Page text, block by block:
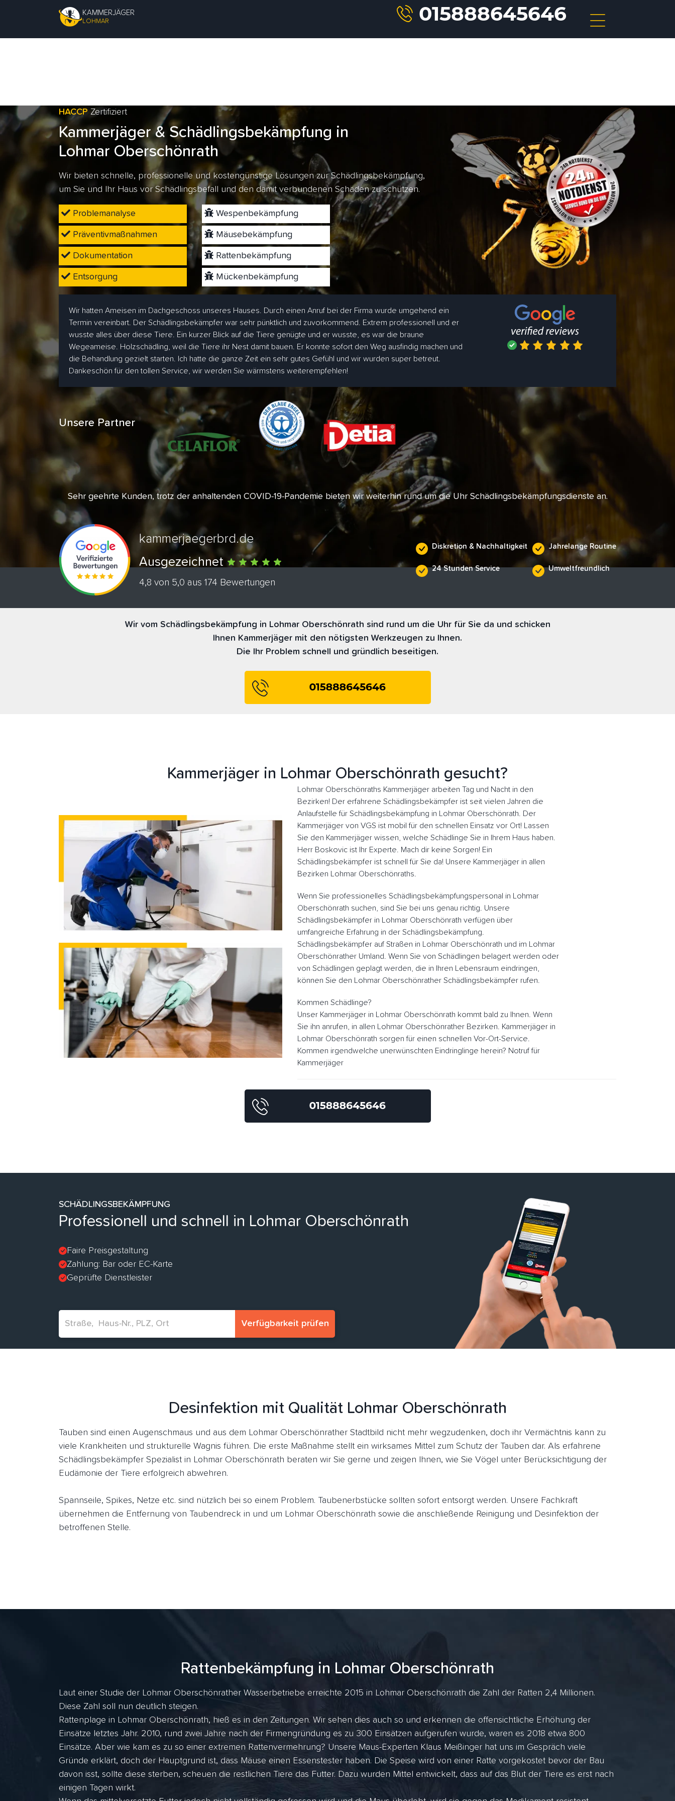
KAMMERJÄGER
LOHMAR
HACCP Zertifiziert
Kammerjäger & Schädlingsbekämpfung in
Lohmar Oberschönrath
Wir bieten schnelle, professionelle und kostengünstige Lösungen zur Schädlingsbekämpfung,
um Sie und Ihr Haus vor Schädlingsbefall und den damit verbundenen Schäden zu schützen.
Problemanalyse
Präventivmaßnahmen
Dokumentation
Entsorgung
Wespenbekämpfung
Mäusebekämpfung
Rattenbekämpfung
Mückenbekämpfung
Wir hatten Ameisen im Dachgeschoss unseres Hauses. Durch einen Anruf bei der Firma wurde umgehend ein
Termin vereinbart. Der Schädlingsbekämpfer war sehr pünktlich und zuvorkommend. Extrem professionell und er
wusste alles über diese Tiere. Ein kurzer Blick auf die Tiere genügte und er wusste, es war die braune
Wegeameise. Holzschädling, weil die Tiere ihr Nest damit bauen. Er konnte sofort den Weg ausfindig machen und
die Behandlung gezielt starten. Ich hatte die ganze Zeit ein sehr gutes Gefühl und wir wurden super betreut.
Dankeschön für den tollen Service, wir werden Sie wärmstens weiterempfehlen!
Unsere Partner
Sehr geehrte Kunden, trotz der anhaltenden COVID-19-Pandemie bieten wir weiterhin rund um die Uhr Schädlingsbekämpfungsdienste an.
kammerjaegerbrd.de
Ausgezeichnet
4,8 von 5,0 aus 174 Bewertungen
Diskretion & Nachhaltigkeit
24 Stunden Service
Jahrelange Routine
Umweltfreundlich
Wir vom Schädlingsbekämpfung in Lohmar Oberschönrath sind rund um die Uhr für Sie da und schicken
Ihnen Kammerjäger mit den nötigsten Werkzeugen zu Ihnen.
Die Ihr Problem schnell und gründlich beseitigen.
Kammerjäger in Lohmar Oberschönrath gesucht?
Lohmar Oberschönraths Kammerjäger arbeiten Tag und Nacht in den
Bezirken! Der erfahrene Schädlingsbekämpfer ist seit vielen Jahren die
Anlaufstelle für Schädlingsbekämpfung in Lohmar Oberschönrath. Der
Kammerjäger von VGS ist mobil für den schnellen Einsatz vor Ort! Lassen
Sie den Kammerjäger wissen, welche Schädlinge Sie in Ihrem Haus haben.
Herr Boskovic ist Ihr Experte. Mach dir keine Sorgen! Ein
Schädlingsbekämpfer ist schnell für Sie da! Unsere Kammerjäger in allen
Bezirken Lohmar Oberschönraths.
Wenn Sie professionelles Schädlingsbekämpfungspersonal in Lohmar
Oberschönrath suchen, sind Sie bei uns genau richtig. Unsere
Schädlingsbekämpfer in Lohmar Oberschönrath verfügen über
umfangreiche Erfahrung in der Schädlingsbekämpfung.
Schädlingsbekämpfer auf Straßen in Lohmar Oberschönrath und im Lohmar
Oberschönrather Umland. Wenn Sie von Schädlingen belagert werden oder
von Schädlingen geplagt werden, die in Ihren Lebensraum eindringen,
können Sie den Lohmar Oberschönrather Schädlingsbekämpfer rufen.
Kommen Schädlinge?
Unser Kammerjäger in Lohmar Oberschönrath kommt bald zu Ihnen. Wenn
Sie ihn anrufen, in allen Lohmar Oberschönrather Bezirken. Kammerjäger in
Lohmar Oberschönrath sorgen für einen schnellen Vor-Ort-Service.
Kommen irgendwelche unerwünschten Eindringlinge herein? Notruf für
Kammerjäger
SCHÄDLINGSBEKÄMPFUNG
Professionell und schnell in Lohmar Oberschönrath
Faire Preisgestaltung
Zahlung: Bar oder EC-Karte
Geprüfte Dienstleister
Verfügbarkeit prüfen
Desinfektion mit Qualität Lohmar Oberschönrath
Tauben sind einen Augenschmaus und aus dem Lohmar Oberschönrather Stadtbild nicht mehr wegzudenken, doch ihr Vermächtnis kann zu
viele Krankheiten und strukturelle Wagnis führen. Die erste Maßnahme stellt ein wirksames Mittel zum Schutz der Tauben dar. Als erfahrene
Schädlingsbekämpfer Spezialist in Lohmar Oberschönrath beraten wir Sie gerne und zeigen Ihnen, wie Sie Vögel unter Berücksichtigung der
Eudämonie der Tiere erfolgreich abwehren.
Spannseile, Spikes, Netze etc. sind nützlich bei so einem Problem. Taubenerbstücke sollten sofort entsorgt werden. Unsere Fachkraft
übernehmen die Entfernung von Taubendreck in und um Lohmar Oberschönrath sowie die anschließende Reinigung und Desinfektion der
betroffenen Stelle.
Rattenbekämpfung in Lohmar Oberschönrath
Laut einer Studie der Lohmar Oberschönrather Wasserbetriebe erreichte 2015 in Lohmar Oberschönrath die Zahl der Ratten 2,4 Millionen.
Diese Zahl soll nun deutlich steigen.
Rattenplage in Lohmar Oberschönrath, hieß es in den Zeitungen. Wir sehen dies auch so und erkennen die offensichtliche Erhöhung der
Einsätze letztes Jahr. 2010, rund zwei Jahre nach der Firmengründung es zu 300 Einsätzen aufgerufen wurde, waren es 2018 etwa 800
Einsätze. Aber wie kam es zu so einer extremen Rattenvermehrung? Unsere Maus-Experten Klaus Meißinger hat uns im Gespräch viele
Gründe erklärt, doch der Hauptgrund ist, dass Mäuse einen Essenstester haben. Die Speise wird von einer Ratte vorgekostet bevor der Bau
davon isst, sollte diese sterben, scheuen die restlichen Tiere das Futter. Dazu wurden Mittel entwickelt, dass auf das Blut der Tiere es erst nach
einigen Tagen wirkt.